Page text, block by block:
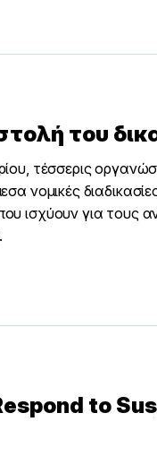
του
τέσσερις
νομικές
ισχύουν για τους
to